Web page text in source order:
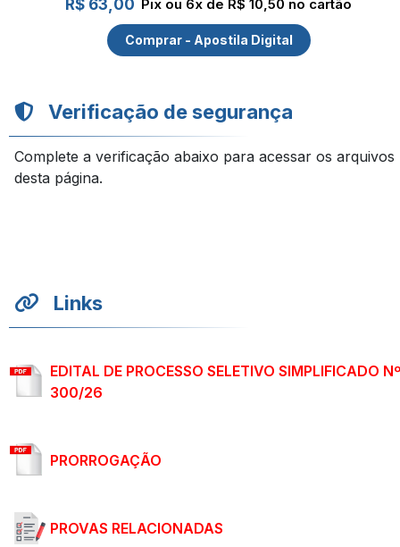
R$ 63,00 Pix ou 6x de R$ 10,50 no cartão
Comprar - Apostila Digital
Verificação de segurança
Complete a verificação abaixo para acessar os arquivos
desta página.
Links
EDITAL DE PROCESSO SELETIVO SIMPLIFICADO Nº
300/26
PRORROGAÇÃO
PROVAS RELACIONADAS